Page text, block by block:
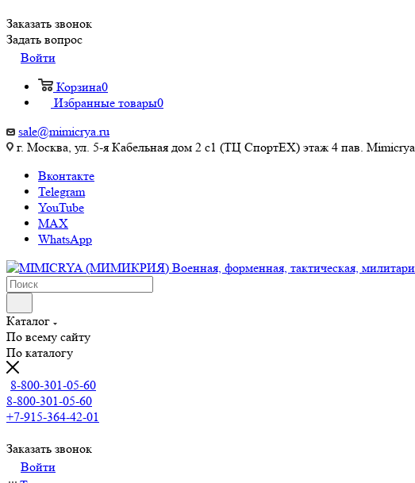
Заказать звонок
Задать вопрос
Войти
Корзина0
Избранные товары0
sale@mimicrya.ru
г. Москва, ул. 5-я Кабельная дом 2 с1 (ТЦ СпортEX) этаж 4 пав. Mimicrya
Вконтакте
Telegram
YouTube
MAX
WhatsApp
Каталог
По всему сайту
По каталогу
8-800-301-05-60
8-800-301-05-60
+7-915-364-42-01
Заказать звонок
Войти